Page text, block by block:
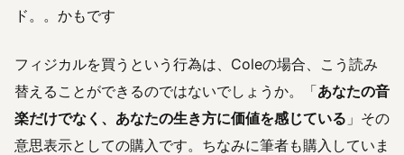
ド。。かもです
フィジカルを買うという行為は、Coleの場合、こう読み
替えることができるのではないでしょうか。「あなたの音
楽だけでなく、あなたの生き方に価値を感じている 」その
意思表示としての購入です。ちなみに筆者も購入していま